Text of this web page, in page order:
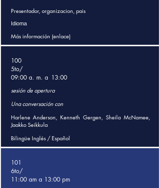
Presentador, organizacion, pais
Idioma
Más información (enlace)
100
5to/
09:00 a. m. a 13:00
sesión de apertura
Una conversación con
Harlene Anderson, Kenneth Gergen, Sheila McNamee,
Jaakko Seikkula
Bilingüe Inglés / Español
101
6to/
11:00 am a 13:00 pm